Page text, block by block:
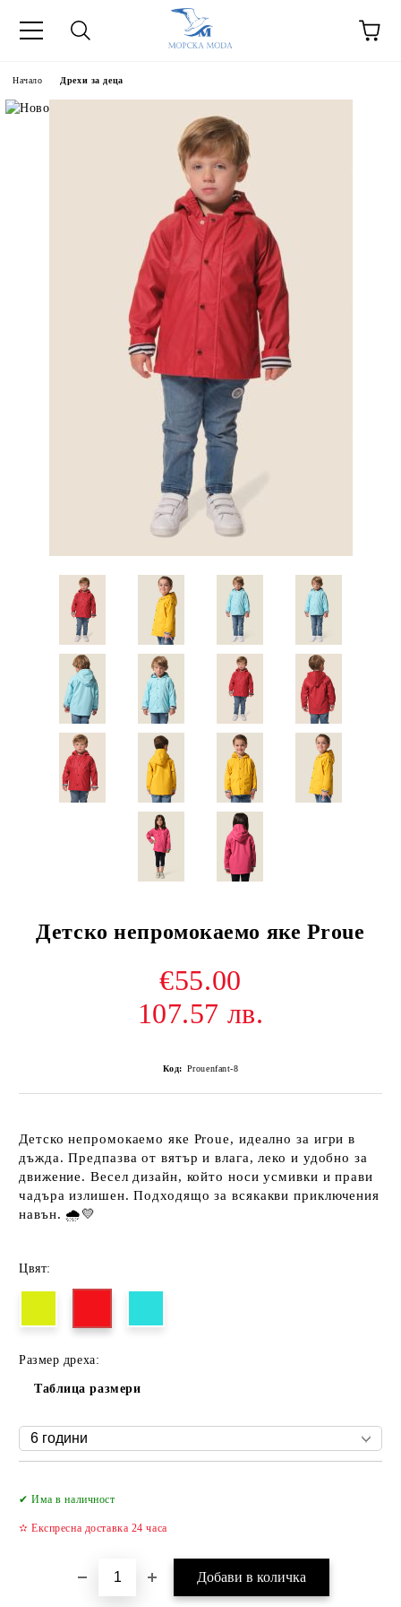
Начало Дрехи за деца
Детско непромокаемо яке Proue
€55.00
107.57 лв.
Код: Prouenfant-8
Детско непромокаемо яке Prouе, идеално за игри в
дъжда. Предпазва от вятър и влага, леко и удобно за
движение. Весел дизайн, който носи усмивки и прави
чадъра излишен. Подходящо за всякакви приключения
навън. 🌧️💛
Цвят:
Размер дреха:
Таблица размери
✔ Има в наличност
✫ Експресна доставка 24 часа